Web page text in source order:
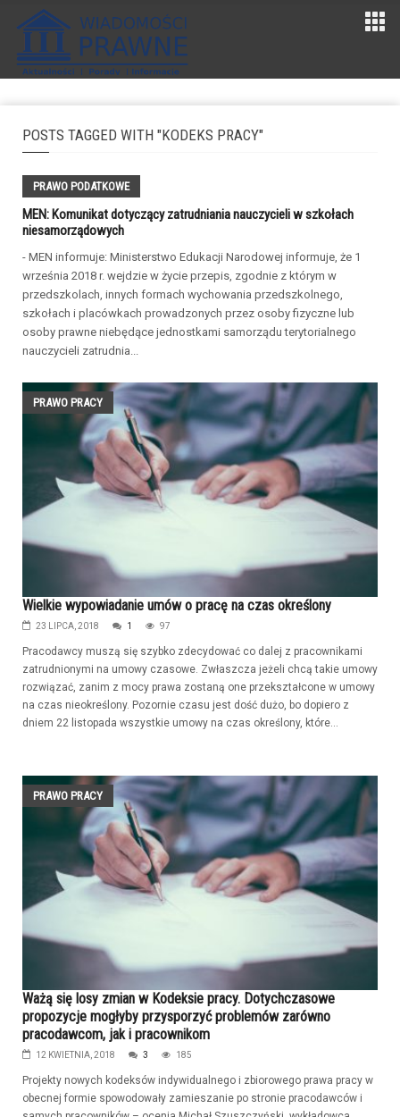
POSTS TAGGED WITH "KODEKS PRACY"
PRAWO PODATKOWE
MEN: Komunikat dotyczący zatrudniania nauczycieli w szkołach
niesamorządowych
- MEN informuje: Ministerstwo Edukacji Narodowej informuje, że 1
września 2018 r. wejdzie w życie przepis, zgodnie z którym w
przedszkolach, innych formach wychowania przedszkolnego,
szkołach i placówkach prowadzonych przez osoby fizyczne lub
osoby prawne niebędące jednostkami samorządu terytorialnego
nauczycieli zatrudnia...
PRAWO PRACY
Wielkie wypowiadanie umów o pracę na czas określony
23 LIPCA, 2018 1 97
Pracodawcy muszą się szybko zdecydować co dalej z pracownikami
zatrudnionymi na umowy czasowe. Zwłaszcza jeżeli chcą takie umowy
rozwiązać, zanim z mocy prawa zostaną one przekształcone w umowy
na czas nieokreślony. Pozornie czasu jest dość dużo, bo dopiero z
dniem 22 listopada wszystkie umowy na czas określony, które...
PRAWO PRACY
Ważą się losy zmian w Kodeksie pracy. Dotychczasowe
propozycje mogłyby przysporzyć problemów zarówno
pracodawcom, jak i pracownikom
12 KWIETNIA, 2018 3 185
Projekty nowych kodeksów indywidualnego i zbiorowego prawa pracy w
obecnej formie spowodowały zamieszanie po stronie pracodawców i